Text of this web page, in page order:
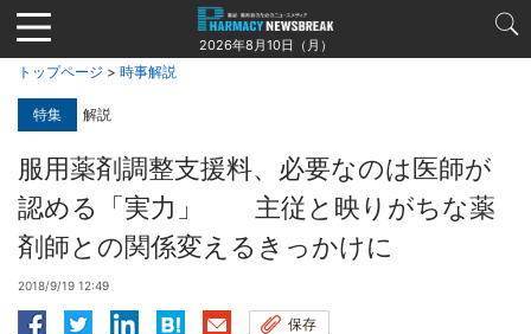
Jump
to
navigation
2026年8月10日（月）
トップページ > 時事解説
特集 解説
服用薬剤調整支援料、必要なのは医師が
認める「実力」 主従と映りがちな薬
剤師との関係変えるきっかけに
2018/9/19 12:49
保存